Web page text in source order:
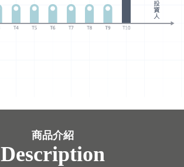
商品介紹
Description